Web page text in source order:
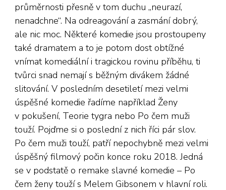
průměrnosti přesně v tom duchu „neurazí,
nenadchne“. Na odreagování a zasmání dobrý,
ale nic moc. Některé komedie jsou prostoupeny
také dramatem a to je potom dost obtížné
vnímat komediální i tragickou rovinu příběhu, ti
tvůrci snad nemají s běžným divákem žádné
slitování. V posledním desetiletí mezi velmi
úspěšné komedie řadíme například Ženy
v pokušení, Teorie tygra nebo Po čem muži
touží. Pojďme si o poslední z nich říci pár slov.
Po čem muži touží, patří nepochybně mezi velmi
úspěšný filmový počin konce roku 2018. Jedná
se v podstatě o remake slavné komedie – Po
čem ženy touží s Melem Gibsonem v hlavní roli.